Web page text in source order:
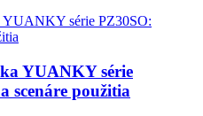
YUANKY série
scenáre použitia